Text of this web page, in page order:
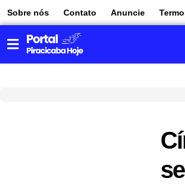
Sobre nós Contato Anuncie